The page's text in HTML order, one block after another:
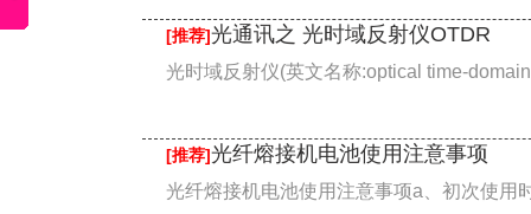
[推荐]光通讯之 光时域反射仪OTDR
光时域反射仪(英文名称:optical time-
[推荐]光纤熔接机电池使用注意事项
光纤熔接机电池使用注意事项a、初次使